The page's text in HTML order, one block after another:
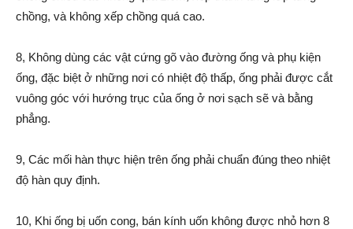
chồng, và không xếp chồng quá cao.
8, Không dùng các vật cứng gõ vào đường ống và phụ kiện
ống, đặc biệt ở những nơi có nhiệt độ thấp, ống phải được cắt
vuông góc với hướng trục của ống ở nơi sạch sẽ và bằng
phẳng.
9, Các mối hàn thực hiện trên ống phải chuẩn đúng theo nhiệt
độ hàn quy định.
10, Khi ống bị uốn cong, bán kính uốn không được nhỏ hơn 8